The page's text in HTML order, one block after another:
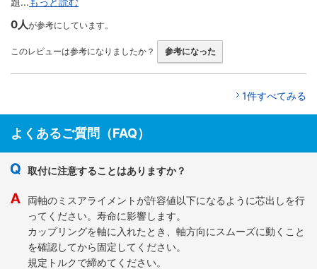
0人が参考にしています。
このレビューは参考になりましたか？ 参考になった
1件すべてみる
よくあるご質問（FAQ）
取付に注意することはありますか？
両軸のミスアライメントが許容値以下になるように芯出しを行
ってください。寿命に影響します。
カップリングを軸に入れたとき、軸方向にスムーズに動くこと
を確認してから固定してください。
規定トルクで締めてください。